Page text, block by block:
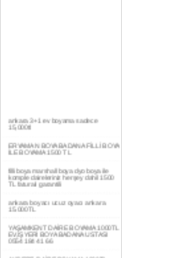
ERYAMAN BOYA BADANA FİLLİ BOYA
İLE BOYAMA 1500 TL
filli boya marshall boya dyo boya ile
komple daireleriniz herşey dahil 1500
ankara boyacı ucuz oyacı ankara
15.000TL
YAŞAMKENT DAİRE BOYAMA 1000TL
EV,İŞYERİ BOYA BADANA USTASI
AKDERE DAİRE BOYAMA 1000TL
EV,İŞYERİ BOYA BADANA USTASI